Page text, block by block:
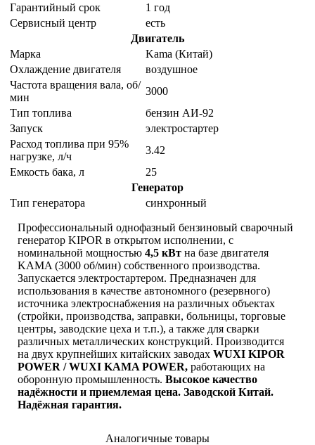
Гарантийный срок
1 год
Сервисный центр
есть
Двигатель
Марка
Kama (Китай)
Охлаждение двигателя
воздушное
Частота вращения вала, об/
мин
3000
Тип топлива
бензин АИ-92
Запуск
электростартер
Расход топлива при 95%
нагрузке, л/ч
3.42
Емкость бака, л
25
Генератор
Тип генератора
синхронный
Профессиональный однофазный бензиновый сварочный
генератор KIPOR в открытом исполнении, с
номинальной мощностью 4,5 кВт на базе двигателя
KAMA (3000 об/мин) собственного производства.
Запускается электростартером. Предназначен для
использования в качестве автономного (резервного)
источника электроснабжения на различных объектах
(стройки, производства, заправки, больницы, торговые
центры, заводские цеха и т.п.), а также для сварки
различных металлических конструкций. Производится
на двух крупнейших китайских заводах WUXI KIPOR
POWER / WUXI KAMA POWER, работающих на
оборонную промышленность. Высокое качество
надёжности и приемлемая цена. Заводской Китай.
Надёжная гарантия.
Аналогичные товары